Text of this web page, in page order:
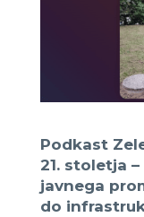
Podkast
21. stoletja
javnega
do